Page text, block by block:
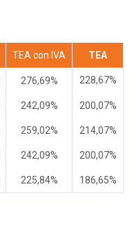
TEA con IVA TEA
276,69% 228,67%
242,09% 200,07%
259,02% 214,07%
242,09% 200,07%
225,84% 186,65%